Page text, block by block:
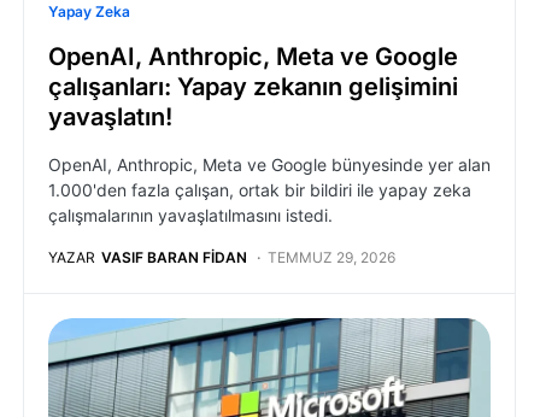
Yapay Zeka
OpenAI, Anthropic, Meta ve Google
çalışanları: Yapay zekanın gelişimini
yavaşlatın!
OpenAI, Anthropic, Meta ve Google bünyesinde yer alan
1.000'den fazla çalışan, ortak bir bildiri ile yapay zeka
çalışmalarının yavaşlatılmasını istedi.
YAZAR VASIF BARAN FIDAN TEMMUZ 29, 2026